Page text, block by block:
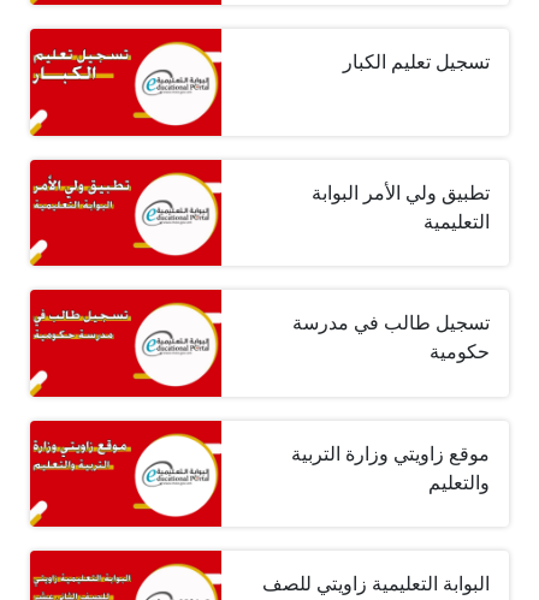
تسجيل تعليم الكبار
تطبيق ولي الأمر البوابة
التعليمية
تسجيل طالب في مدرسة
حكومية
موقع زاويتي وزارة التربية
والتعليم
البوابة التعليمية زاويتي للصف